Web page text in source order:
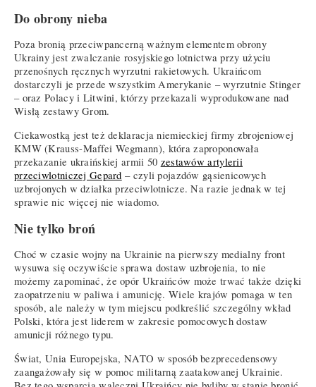
Do obrony nieba
Poza bronią przeciwpancerną ważnym elementem obrony
Ukrainy jest zwalczanie rosyjskiego lotnictwa przy użyciu
przenośnych ręcznych wyrzutni rakietowych. Ukraińcom
dostarczyli je przede wszystkim Amerykanie – wyrzutnie Stinger
– oraz Polacy i Litwini, którzy przekazali wyprodukowane nad
Wisłą zestawy Grom.
Ciekawostką jest też deklaracja niemieckiej firmy zbrojeniowej
KMW (Krauss-Maffei Wegmann), która zaproponowała
przekazanie ukraińskiej armii 50 zestawów artylerii
przeciwlotniczej Gepard – czyli pojazdów gąsienicowych
uzbrojonych w działka przeciwlotnicze. Na razie jednak w tej
sprawie nic więcej nie wiadomo.
Nie tylko broń
Choć w czasie wojny na Ukrainie na pierwszy medialny front
wysuwa się oczywiście sprawa dostaw uzbrojenia, to nie
możemy zapominać, że opór Ukraińców może trwać także dzięki
zaopatrzeniu w paliwa i amunicję. Wiele krajów pomaga w ten
sposób, ale należy w tym miejscu podkreślić szczególny wkład
Polski, która jest liderem w zakresie pomocowych dostaw
amunicji różnego typu.
Świat, Unia Europejska, NATO w sposób bezprecedensowy
zaangażowały się w pomoc militarną zaatakowanej Ukrainie.